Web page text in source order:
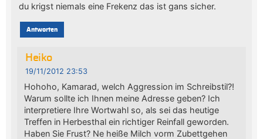
du krigst niemals eine Frekenz das ist gans sicher.
Antworten
Heiko
19/11/2012 23:53
Hohoho, Kamarad, welch Aggression im Schreibstil?!
Warum sollte ich Ihnen meine Adresse geben? Ich
interpretiere Ihre Wortwahl so, als sei das heutige
Treffen in Herbesthal ein richtiger Reinfall geworden.
Haben Sie Frust? Ne heiße Milch vorm Zubettgehen